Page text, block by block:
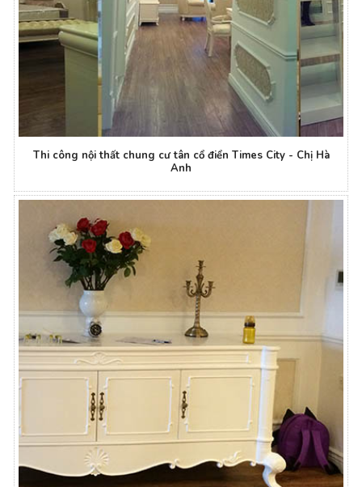
Thi công nội thất chung cư tân cổ điển Times City - Chị Hà
Anh